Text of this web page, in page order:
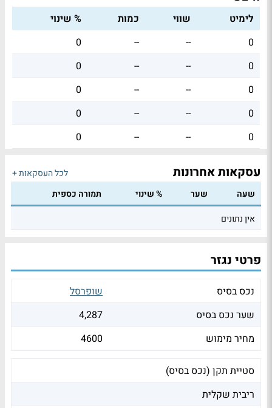
לימיט שווי כמות
% שינוי
0
--
--
0
0
--
--
0
0
--
--
0
0
--
--
0
0
--
--
0
עסקאות אחרונות
לכל העסקאות +
שעה
שער % שינוי
תמורה כספית
אין נתונים
פרטי נגזר
נכס בסיס
שופרסל
שער נכס בסיס
4,287
מחיר מימוש
4600
סטיית תקן (נכס בסיס)
ריבית שקלית